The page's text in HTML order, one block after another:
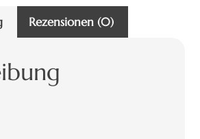
Rezensionen (0)